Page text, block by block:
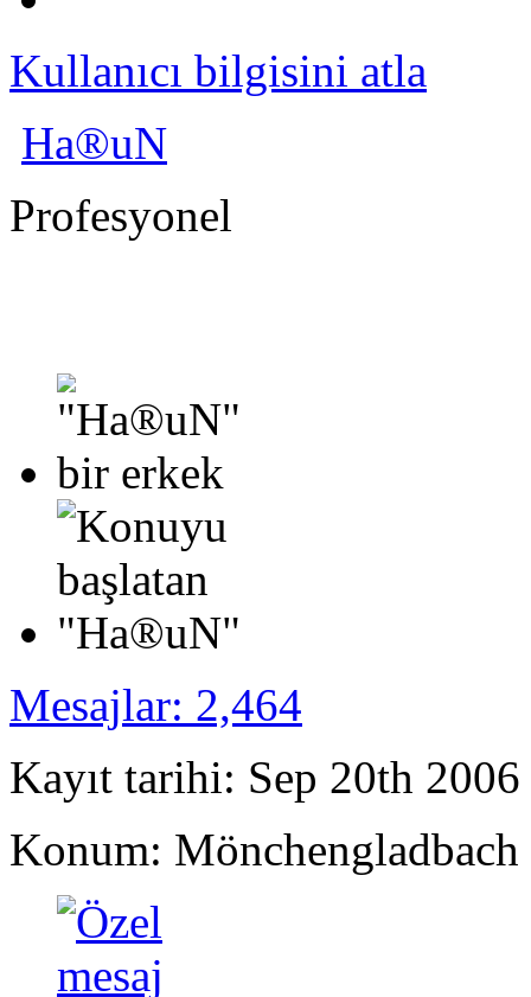
Kullanıcı bilgisini atla
Ha®uN
Profesyonel
Mesajlar: 2,464
Kayıt tarihi: Sep 20th 2006
Konum: Mönchengladbach